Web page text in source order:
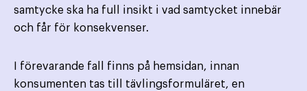
samtycke ska ha full insikt i vad samtycket innebär
och får för konsekvenser.
I förevarande fall finns på hemsidan, innan
konsumenten tas till tävlingsformuläret, en